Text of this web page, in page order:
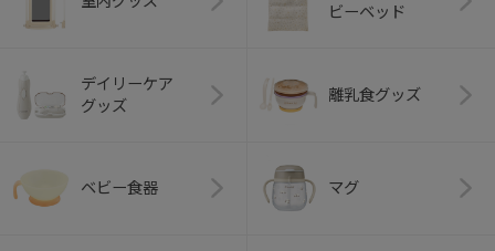
ビーベッド
デイリーケア
グッズ
離乳食グッズ
ベビー食器 マグ